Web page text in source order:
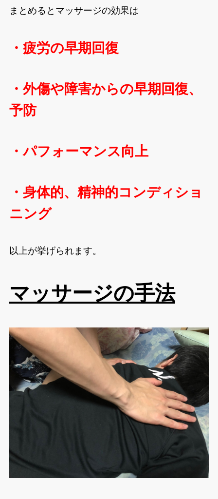
まとめるとマッサージの効果は
・疲労の早期回復
・外傷や障害からの早期回復、
予防
・パフォーマンス向上
・身体的、精神的コンディショ
ニング
以上が挙げられます。
マッサージの手法